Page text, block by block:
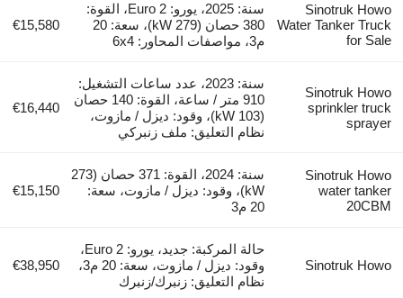
Sinotruk Howo
Water Tanker Truck
for Sale
سنة: 2025، يورو: Euro 2، القوة:
380 حصان (279 kW)، سعة: 20
م3، مواصفات المحاور: 6x4
€15,580
Sinotruk Howo
sprinkler truck
sprayer
سنة: 2023، عدد ساعات التشغيل:
910 متر / ساعة، القوة: 140 حصان
(103 kW)، وقود: ديزل / مازوت،
نظام التعليق: ملف زنبركي
€16,440
Sinotruk Howo
water tanker
20CBM
سنة: 2024، القوة: 371 حصان (273
kW)، وقود: ديزل / مازوت، سعة:
20 م3
€15,150
Sinotruk Howo
حالة المركبة: جديد، يورو: Euro 2،
وقود: ديزل / مازوت، سعة: 20 م3،
نظام التعليق: زنبرك/زنبرك
€38,950